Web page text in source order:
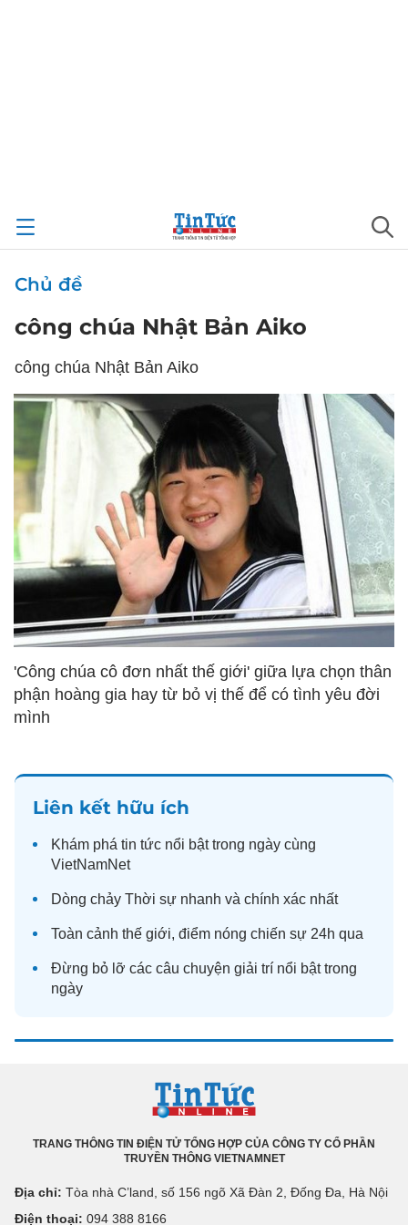
Chủ đề
công chúa Nhật Bản Aiko
công chúa Nhật Bản Aiko
'Công chúa cô đơn nhất thế giới' giữa lựa chọn thân
phận hoàng gia hay từ bỏ vị thế để có tình yêu đời
mình
Liên kết hữu ích
Khám phá tin tức nổi bật trong ngày cùng
VietNamNet
Dòng chảy Thời sự nhanh và chính xác nhất
Toàn cảnh thế giới, điểm nóng chiến sự 24h qua
Đừng bỏ lỡ các câu chuyện giải trí nổi bật trong
ngày
TRANG THÔNG TIN ĐIỆN TỬ TỔNG HỢP CỦA CÔNG TY CỔ PHẦN
TRUYỀN THÔNG VIETNAMNET
Địa chỉ: Tòa nhà C’land, số 156 ngõ Xã Đàn 2, Đống Đa, Hà Nội
Điện thoại: 094 388 8166